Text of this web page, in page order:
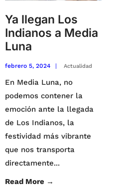
Ya llegan Los
Indianos a Media
Luna
febrero 5, 2024 | Actualidad
En Media Luna, no
podemos contener la
emoción ante la llegada
de Los Indianos, la
festividad más vibrante
que nos transporta
directamente...
Read More →